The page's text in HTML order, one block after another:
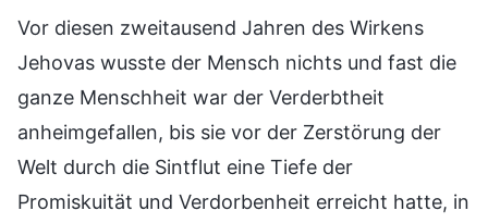
Vor diesen zweitausend Jahren des Wirkens
Jehovas wusste der Mensch nichts und fast die
ganze Menschheit war der Verderbtheit
anheimgefallen, bis sie vor der Zerstörung der
Welt durch die Sintflut eine Tiefe der
Promiskuität und Verdorbenheit erreicht hatte, in